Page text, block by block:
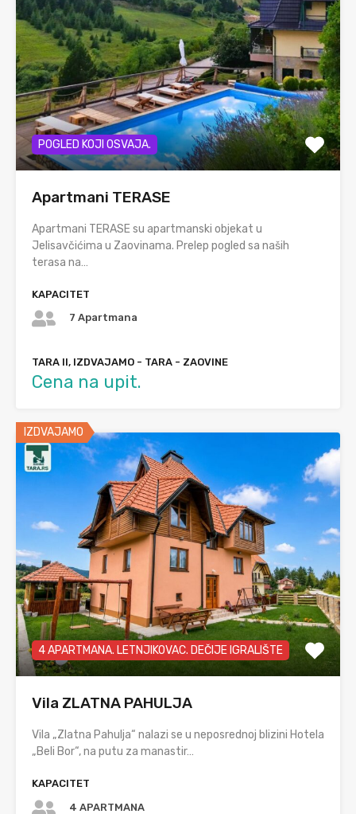
POGLED KOJI OSVAJA.
Apartmani TERASE
Apartmani TERASE su apartmanski objekat u
Jelisavčićima u Zaovinama. Prelep pogled sa naših
terasa na…
KAPACITET
7 Apartmana
TARA II, IZDVAJAMO - TARA - ZAOVINE
Cena na upit.
IZDVAJAMO
4 APARTMANA. LETNJIKOVAC. DEČIJE IGRALIŠTE
Vila ZLATNA PAHULJA
Vila „Zlatna Pahulja“ nalazi se u neposrednoj blizini Hotela
„Beli Bor“, na putu za manastir…
KAPACITET
4 APARTMANA